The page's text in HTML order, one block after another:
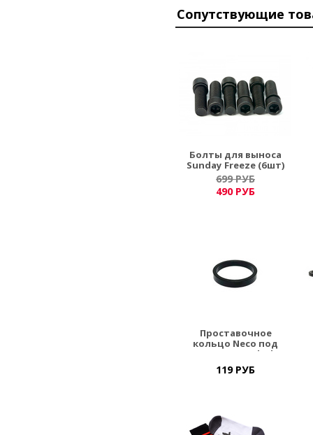
Сопутствующие
Болты для выноса
Sunday Freeze (6шт)
699 РУБ
490 РУБ
Проставочное
кольцо Neco под
вынос 1шт Black
119 РУБ